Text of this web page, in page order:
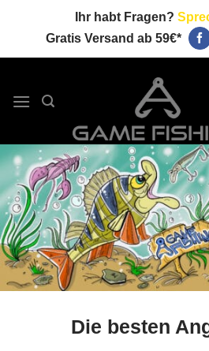
Ihr habt Fragen?
Gratis Versand ab 59€*
Die besten